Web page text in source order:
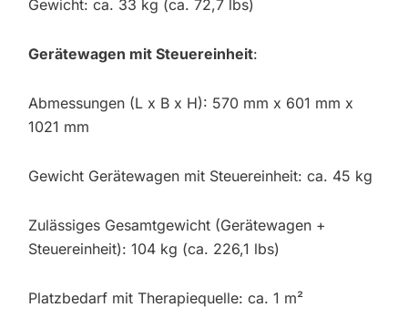
Gewicht: ca. 33 kg (ca. 72,7 lbs)
Gerätewagen mit Steuereinheit:
Abmessungen (L x B x H): 570 mm x 601 mm x
1021 mm
Gewicht Gerätewagen mit Steuereinheit: ca. 45 kg
Zulässiges Gesamtgewicht (Gerätewagen +
Steuereinheit): 104 kg (ca. 226,1 lbs)
Platzbedarf mit Therapiequelle: ca. 1 m²